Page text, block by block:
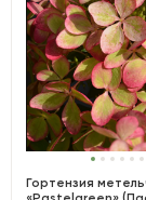
Гортензия